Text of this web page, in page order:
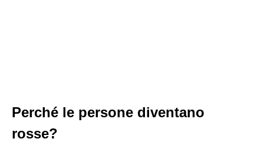
Perché le persone diventano
rosse?